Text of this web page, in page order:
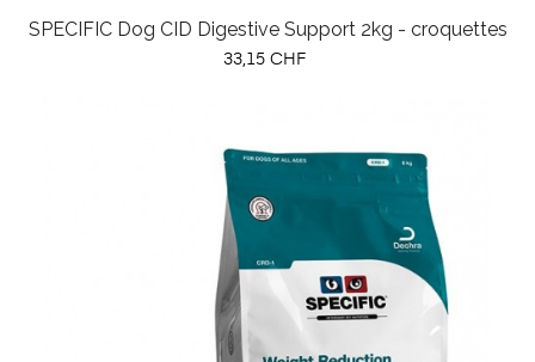
SPECIFIC Dog CID Digestive Support 2kg - croquettes
Prix
33,15 CHF